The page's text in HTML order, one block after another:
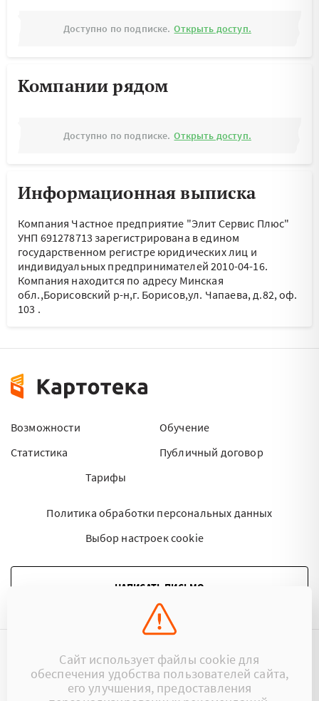
Доступно по подписке. Открыть доступ.
Компании рядом
Доступно по подписке. Открыть доступ.
Информационная выписка
Компания Частное предприятие "Элит Сервис Плюс"
УНП 691278713 зарегистрирована в едином
государственном регистре юридических лиц и
индивидуальных предпринимателей 2010-04-16.
Компания находится по адресу Минская
обл.,Борисовский р-н,г. Борисов,ул. Чапаева, д.82, оф.
103 .
Возможности
Статистика
Тарифы
Обучение
Публичный договор
Политика обработки персональных данных
Выбор настроек cookie
НАПИСАТЬ ПИСЬМО
©2015 - 2026 Kartoteka.by Все права защищены.
+375 (29) 17-383-17 ООО «Картотека»
Сайт использует файлы cookie для
обеспечения удобства пользователей сайта,
его улучшения, предоставления